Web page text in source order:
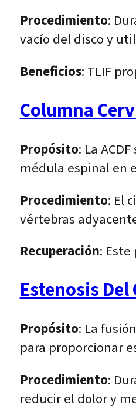
Procedimiento:
vacío del disco y
Beneficios: TLIF
Columna
Propósito: La
médula espinal en
Procedimiento: El
vértebras
Recuperación:
Estenosis
Propósito: La
para proporcionar
Procedimiento:
reducir el dolor y